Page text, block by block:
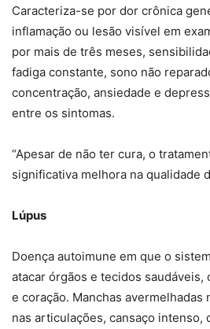
Caracteriza-se por dor crônica
inflamação ou lesão visível em
por mais de três meses,
fadiga constante, sono não
concentração, ansiedade e
entre os sintomas.
“Apesar de não ter cura, o
significativa melhora na qualidade
Lúpus
Doença autoimune em que o
atacar órgãos e tecidos
e coração. Manchas avermelhadas
nas articulações, cansaço intenso,